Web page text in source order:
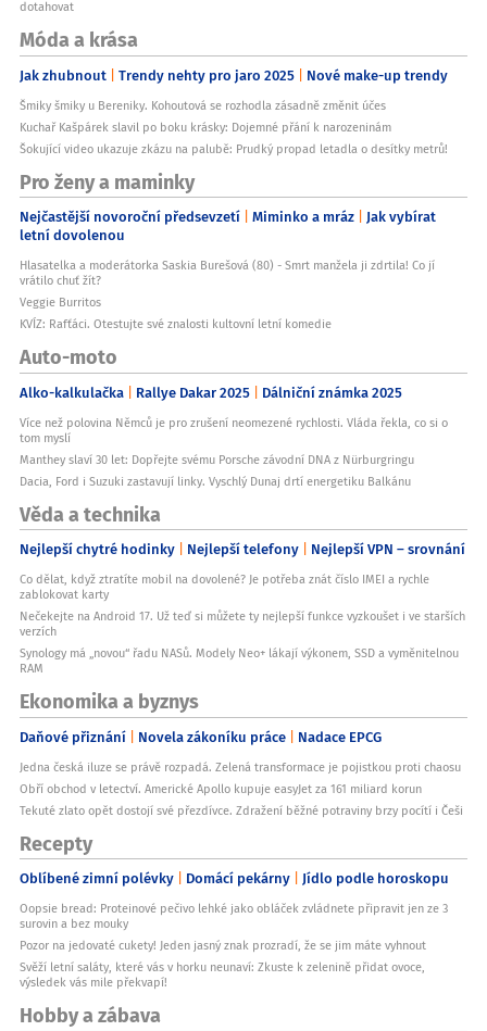
dotahovat
Móda a krása
Jak zhubnout Trendy nehty pro jaro 2025 Nové make-up trendy
Šmiky šmiky u Bereniky. Kohoutová se rozhodla zásadně změnit účes
Kuchař Kašpárek slavil po boku krásky: Dojemné přání k narozeninám
Šokující video ukazuje zkázu na palubě: Prudký propad letadla o desítky metrů!
Pro ženy a maminky
Nejčastější novoroční předsevzetí Miminko a mráz Jak vybírat
letní dovolenou
Hlasatelka a moderátorka Saskia Burešová (80) - Smrt manžela ji zdrtila! Co jí
vrátilo chuť žít?
Veggie Burritos
KVÍZ: Rafťáci. Otestujte své znalosti kultovní letní komedie
Auto-moto
Alko-kalkulačka Rallye Dakar 2025 Dálniční známka 2025
Více než polovina Němců je pro zrušení neomezené rychlosti. Vláda řekla, co si o
tom myslí
Manthey slaví 30 let: Dopřejte svému Porsche závodní DNA z Nürburgringu
Dacia, Ford i Suzuki zastavují linky. Vyschlý Dunaj drtí energetiku Balkánu
Věda a technika
Nejlepší chytré hodinky Nejlepší telefony Nejlepší VPN – srovnání
Co dělat, když ztratíte mobil na dovolené? Je potřeba znát číslo IMEI a rychle
zablokovat karty
Nečekejte na Android 17. Už teď si můžete ty nejlepší funkce vyzkoušet i ve starších
verzích
Synology má „novou“ řadu NASů. Modely Neo+ lákají výkonem, SSD a vyměnitelnou
RAM
Ekonomika a byznys
Daňové přiznání Novela zákoníku práce Nadace EPCG
Jedna česká iluze se právě rozpadá. Zelená transformace je pojistkou proti chaosu
Obří obchod v letectví. Americké Apollo kupuje easyJet za 161 miliard korun
Tekuté zlato opět dostojí své přezdívce. Zdražení běžné potraviny brzy pocítí i Češi
Recepty
Oblíbené zimní polévky Domácí pekárny Jídlo podle horoskopu
Oopsie bread: Proteinové pečivo lehké jako obláček zvládnete připravit jen ze 3
surovin a bez mouky
Pozor na jedovaté cukety! Jeden jasný znak prozradí, že se jim máte vyhnout
Svěží letní saláty, které vás v horku neunaví: Zkuste k zelenině přidat ovoce,
výsledek vás mile překvapí!
Hobby a zábava